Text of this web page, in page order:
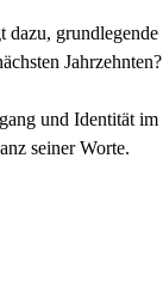
grundlegende
Jahrzehnten?
und Identität im
seiner Worte.